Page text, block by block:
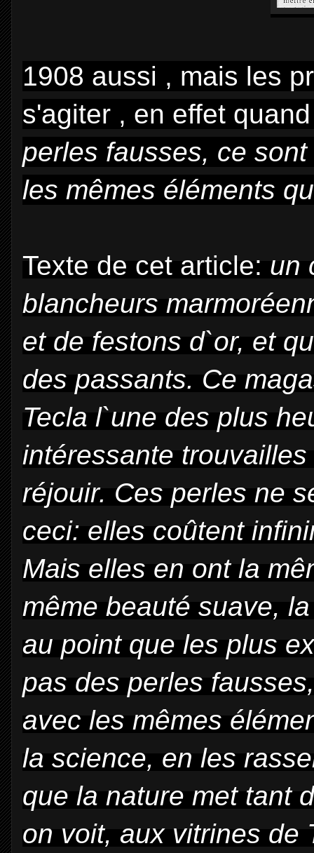
1908 aussi , mais les
s'agiter , en effet
perles fausses, ce
les mêmes éléments
Texte de cet article: un
blancheurs marmo
et de festons d`or, et
des passants. Ce
Tecla l`une des plus
intéressante
réjouir. Ces perles ne
ceci: elles coûtent
Mais elles en ont la
même beauté suave,
au point que les plus
pas des perles
avec les mêmes
la science, en les
que la nature met tant
on voit, aux vitrines de